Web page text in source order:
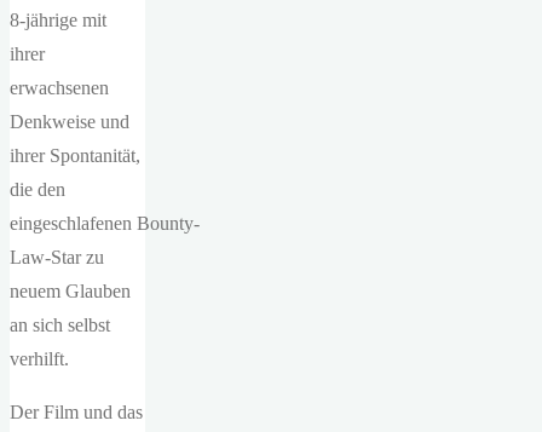
8-jährige mit
ihrer
erwachsenen
Denkweise und
ihrer Spontanität,
die den
eingeschlafenen Bounty-
Law-Star zu
neuem Glauben
an sich selbst
verhilft.
Der Film und das